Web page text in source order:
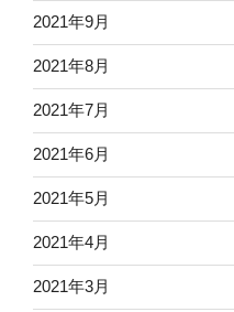
2021年9月
2021年8月
2021年7月
2021年6月
2021年5月
2021年4月
2021年3月